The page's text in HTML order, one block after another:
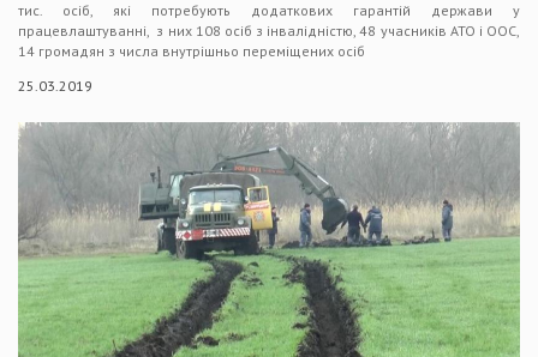
тис. осіб, які потребують додаткових гарантій держави у
працевлаштуванні, з них 108 осіб з інвалідністю, 48 учасників АТО і ООС,
14 громадян з числа внутрішньо переміщених осіб
25.03.2019